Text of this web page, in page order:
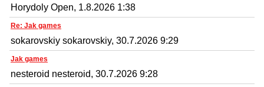
Horydoly Open, 1.8.2026 1:38
Re: Jak games
sokarovskiy sokarovskiy, 30.7.2026 9:29
Jak games
nesteroid nesteroid, 30.7.2026 9:28